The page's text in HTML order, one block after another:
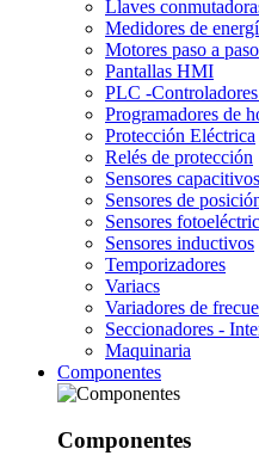
Llaves
Medidores de
Motores paso a paso
Pantallas HMI
PLC -
Programadores de
Protección Eléctrica
Relés de protección
Sensores capacitivos
Sensores de
Sensores
Sensores inductivos
Temporizadores
Variacs
Variadores de
Seccionadores -
Maquinaria
Componentes
Componentes